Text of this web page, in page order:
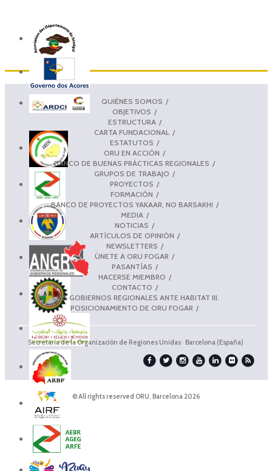
QUIÉNES SOMOS
OBJETIVOS
ESTRUCTURA
CARTA FUNDACIONAL
ESTATUTOS
ORU EN ACCIÓN
BANCO DE BUENAS PRÁCTICAS REGIONALES
GRUPOS DE TRABAJO
PROYECTOS
FORMACIÓN
BANCO DE PROYECTOS YAKAAR, NO BARSAKH!
MEDIA
NOTICIAS
ARTÍCULOS DE OPINIÓN
NEWSLETTERS
ÚNETE A ORU FOGAR
PASANTÍAS
HACERSE MIEMBRO
CONTACTO
LOS GOBIERNOS REGIONALES ANTE HABITAT III.
POSICIONAMIENTO DE ORU FOGAR
Secretaría de la Organización de Regiones Unidas · Barcelona (España)
© All rights reserved ORU. Barcelona 2026